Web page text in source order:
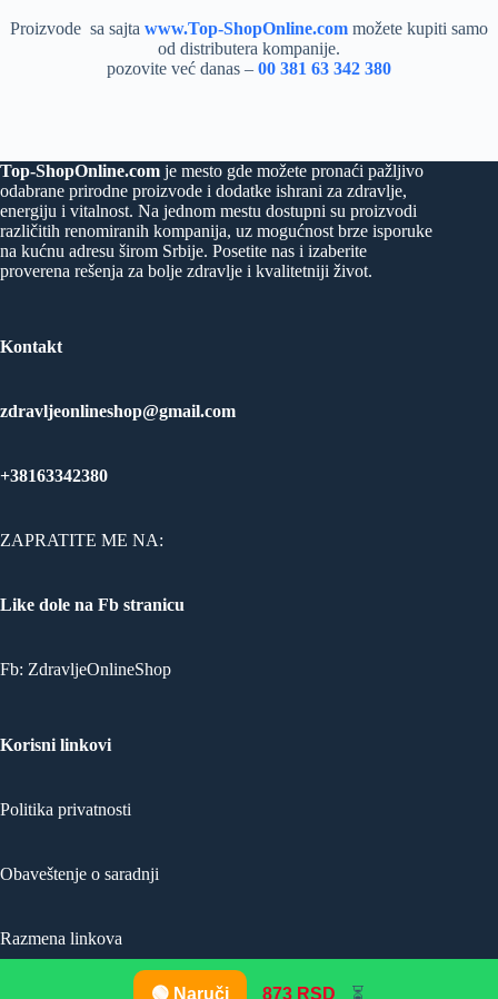
Proizvode sa sajta www.Top-ShopOnline.com možete kupiti samo
od distributera kompanije.
pozovite već danas – 00 381 63 342 380
Top-ShopOnline.com je mesto gde možete pronaći pažljivo
odabrane prirodne proizvode i dodatke ishrani za zdravlje,
energiju i vitalnost. Na jednom mestu dostupni su proizvodi
različitih renomiranih kompanija, uz mogućnost brze isporuke
na kućnu adresu širom Srbije. Posetite nas i izaberite
proverena rešenja za bolje zdravlje i kvalitetniji život.
Kontakt
zdravljeonlineshop@gmail.com
+38163342380
ZAPRATITE ME NA:
Like dole na Fb stranicu
Fb: ZdravljeOnlineShop
Korisni linkovi
Politika privatnosti
Obaveštenje o saradnji
Razmena linkova
🟢 Naruči 873 RSD ⏳